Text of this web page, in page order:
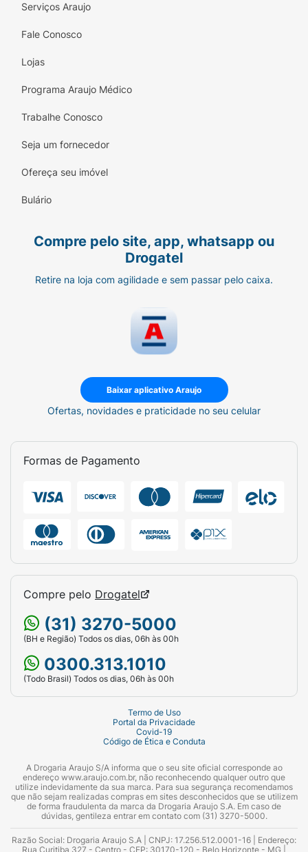
Serviços Araujo
Fale Conosco
Lojas
Programa Araujo Médico
Trabalhe Conosco
Seja um fornecedor
Ofereça seu imóvel
Bulário
Compre pelo site, app, whatsapp ou
Drogatel
Retire na loja com agilidade e sem passar pelo caixa.
Baixar aplicativo Araujo
Ofertas, novidades e praticidade no seu celular
Formas de Pagamento
Compre pelo Drogatel
(31) 3270-5000
(BH e Região) Todos os dias, 06h às 00h
0300.313.1010
(Todo Brasil) Todos os dias, 06h às 00h
Termo de Uso
Portal da Privacidade
Covid-19
Código de Ética e Conduta
A Drogaria Araujo S/A informa que o seu site oficial corresponde ao
endereço www.araujo.com.br, não reconhecendo qualquer outro que
utilize indevidamente da sua marca. Para sua segurança recomendamos
que não sejam realizadas compras em sites desconhecidos que se utilizem
de forma fraudulenta da marca da Drogaria Araujo S.A. Em caso de
dúvidas, gentileza entrar em contato com (31) 3270-5000.
Razão Social: Drogaria Araujo S.A | CNPJ: 17.256.512.0001-16 | Endereço:
Rua Curitiba 327 - Centro - CEP: 30170-120 - Belo Horizonte - MG |